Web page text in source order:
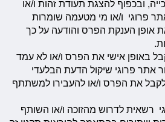
ובכפוף להצגת תעודת זהות ו/או
פרוגי ו/או מי מטעמה שומרות
אופן הענקת הפרס והודעה על כך
באופן אישי את הפרס ו/או לא עמד
אתר פרוגי שיקול הדעת הבלעדי
את הפרס ו/או להעבירו למשתתף
רשאית לדרוש מהזוכה ו/או השותף